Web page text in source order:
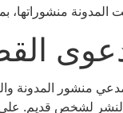
اكتشف المدعي منشور
لشخص قديم.